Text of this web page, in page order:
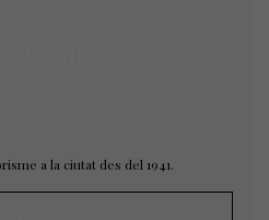
a la ciutat des del 1941.